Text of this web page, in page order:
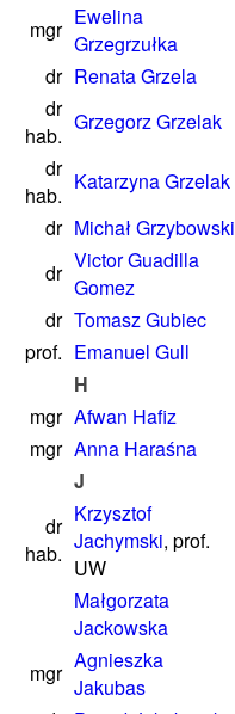
mgr Ewelina
Grzegrzułka
dr Renata Grzela
dr
hab.
Grzegorz Grzelak
dr
hab.
Katarzyna Grzelak
dr Michał Grzybowski
dr Victor Guadilla
Gomez
dr Tomasz Gubiec
prof. Emanuel Gull
H
mgr Afwan Hafiz
mgr Anna Haraśna
J
dr
hab.
Krzysztof
Jachymski, prof.
UW
Małgorzata
Jackowska
mgr Agnieszka
Jakubas